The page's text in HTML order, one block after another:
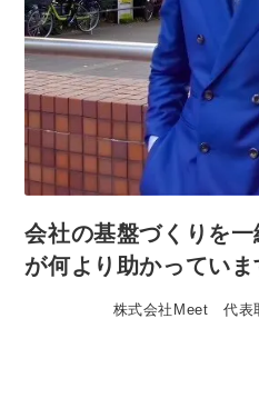
会社の基盤づくりを
が何より助かっていま
株式会社Meet 代